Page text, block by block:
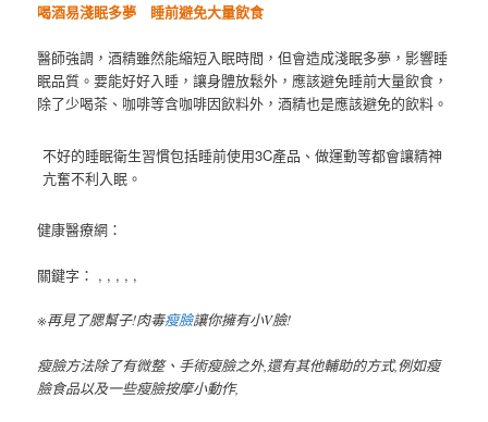
喝酒易淺眠多夢 睡前避免大量飲食
醫師強調，酒精雖然能縮短入眠時間，但會造成淺眠多夢，影響睡
眠品質。要能好好入睡，讓身體放鬆外，應該避免睡前大量飲食，
除了少喝茶、咖啡等含咖啡因飲料外，酒精也是應該避免的飲料。
不好的睡眠衛生習慣包括睡前使用3C產品、做運動等都會讓精神
亢奮不利入眠。
健康醫療網：
關鍵字： , , , , ,
※再見了腮幫子!肉毒瘦臉讓你擁有小V臉!
瘦臉方法除了有微整、手術瘦臉之外,還有其他輔助的方式,例如瘦
臉食品以及一些瘦臉按摩小動作,